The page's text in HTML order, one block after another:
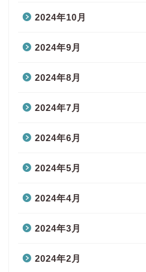
2024年10月
2024年9月
2024年8月
2024年7月
2024年6月
2024年5月
2024年4月
2024年3月
2024年2月